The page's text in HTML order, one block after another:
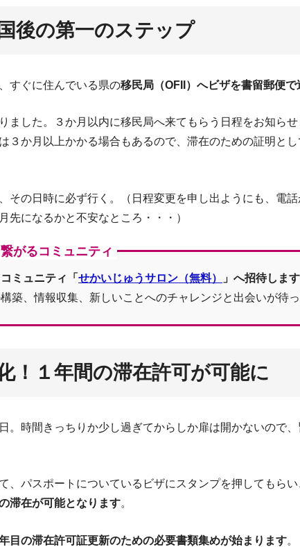
フランス語をペラペラに！
必見！本当に役立つフランス
ソル
オープンな恋愛から飛び級まで？！
後の第一のステップ
すぐに住んでいる県の移民局（OFII）へビザを書留郵便で
ました。３か月以内に移民局へ来てもらう日程をお知らせ
３か月以上かかる場合もあるので、滞在のための証明と
その日時に必ず行く。（日程変更を申し出ようにも、電
先になるかと不安なところ・・・）
がるコミュニティ
ミュニティ「 せかいじゅうサロン（無料）
」へ招待します
築、情報収集、新しいことへのチャレンジと出会いが待
！１年間の滞在許可が可能に
。時間きっちりか少し過ぎてからしか扉は開かないので
、パスポートについているビザにスタンプを押してもら
滞在が可能となります。
目の滞在許可証更新のための必要書類集めが始まります。